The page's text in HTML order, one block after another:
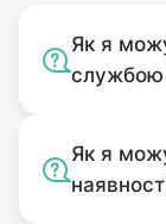
Як я
службою
Як я